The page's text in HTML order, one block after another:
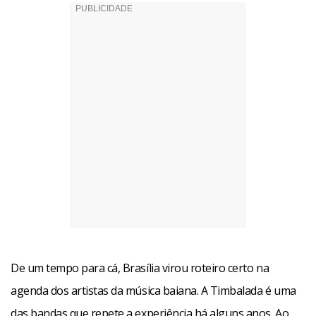
De um tempo para cá, Brasília virou roteiro certo na
agenda dos artistas da música baiana. A Timbalada é uma